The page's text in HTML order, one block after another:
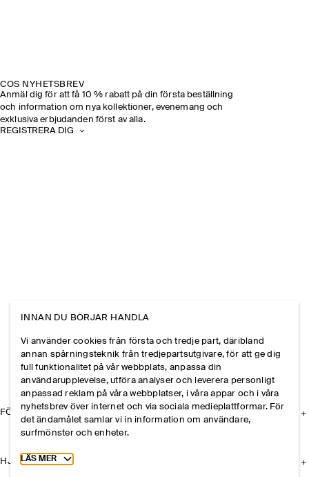
COS NYHETSBREV
Anmäl dig för att få 10 % rabatt på din första beställning
och information om nya kollektioner, evenemang och
exklusiva erbjudanden först av alla.
REGISTRERA DIG
FÖRETAGET
HJÄLP
INNAN DU BÖRJAR HANDLA
Vi använder cookies från första och tredje part, däribland
annan spårningsteknik från tredjepartsutgivare, för att ge dig
full funktionalitet på vår webbplats, anpassa din
användarupplevelse, utföra analyser och leverera personligt
anpassad reklam på våra webbplatser, i våra appar och i våra
nyhetsbrev över internet och via sociala medieplattformar. För
det ändamålet samlar vi in information om användare,
surfmönster och enheter.
Toggle more cookie information
LÄS MER